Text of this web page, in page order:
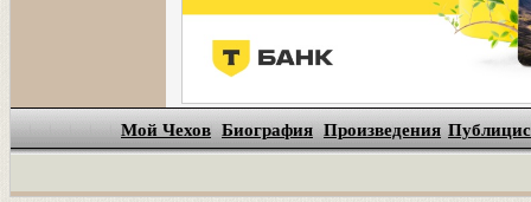
Мой Чехов Биография Произведения